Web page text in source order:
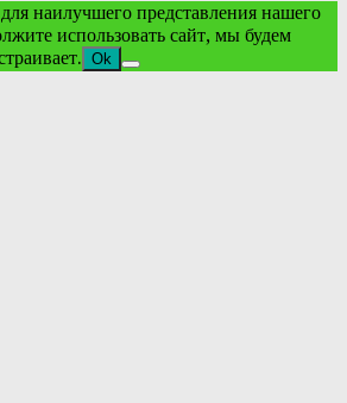
наилучшего представления нашего
использовать сайт, мы будем
Ok